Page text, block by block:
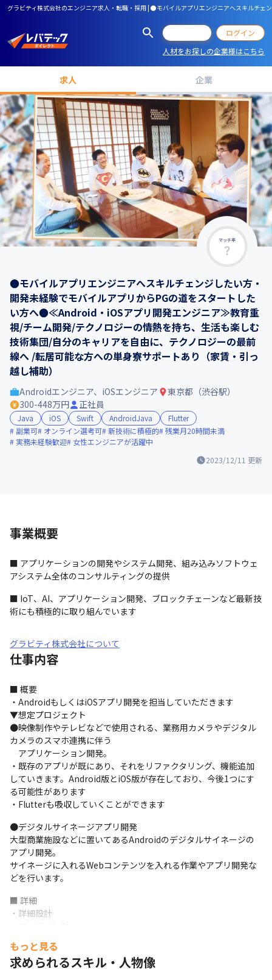
グラビティ株式会社のエンジニア求人・転職・採用 | ●モバイルアプリエンジニアへスキルチ
ログイン
人材をお探しの企業様はこちら
求人 企業
マッチ率
●モバイルアプリエンジニアへスキルチェンジしたい方・
開発未経験でモバイルアプリからPGの道をスタートした
い方へ●≪Android・iOSアプリ開発エンジニア≫教育重
視/チーム開発/テクノロジーの情熱を持ち、生活も楽しむ
技術集団/自分のキャリアを自由に、テクノロジーの最前
線へ /転居可能な方への単身寮サポートあり（家賃・引っ
越し補助）
2023/12/11 更新
Androidエンジニア、iOSエンジニア
東京都（渋谷駅）
300-448万円
正社員
Java iOS Swift AndroidJava
Flutter
副業可
オンライン選考可 新技術に積極的 残業月20時間未満
実務未経験歓迎
女性エンジニアが活躍中
事業概要
■ アプリケーションの開発やシステム開発、組み込みソフトウェ
アシステム全体のコンサルティングの提供
■ IoT、AI、アプリケーション開発、ブロックチェーンなど最新技
術にも積極的に取り組んでいます
グラビティ株式会社について
仕事内容
■ 概要
・AndroidもしくはiOSアプリ開発を担当していただきます
▼想定プロジェクト
●映像制作やテレビなどで使用される、業務用カメラやデジタル
カメラのスマホ連携に伴う
アプリケーション開発。
・既存のアプリが既にあり、それをリファクタリング、機能追加
していきます。Android版とiOS版が存在しており、今後1つにす
る可能性があります
・Flutterも吸収していくことができます
●デジタルサイネージアプリ開発
大型商業施設などに置いてあるAndroidのデジタルサイネージの
アプリ開発。
サイネージに入れるWebコンテンツを入れる作業やアプリ開発な
どを行います。
■ 詳細
・詳細設計
・結合テスト
・デバック
もっと見る
求められるスキル・人物像